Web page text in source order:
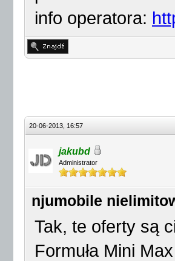
info operatora:
20-06-2013, 16:57
jakubd
Administrator
njumobile
Tak, te oferty są
Formuła Mini